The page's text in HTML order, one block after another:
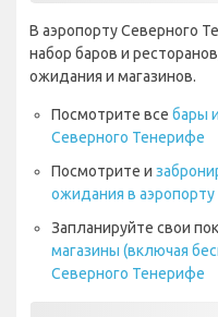
В аэропорту Северного
набор баров и
ожидания и магазинов.
Посмотрите все бары
Северного Тенерифе
Посмотрите и
ожидания в
Запланируйте свои
магазины (включая
Северного Тенерифе